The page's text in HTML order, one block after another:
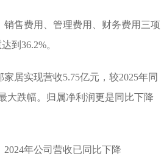
售费用、管理费用、财务费用三项
到36.2%。
居实现营收5.75亿元，较2025年同
大跌幅。归属净利润更是同比下降
年公司营收已同比下降